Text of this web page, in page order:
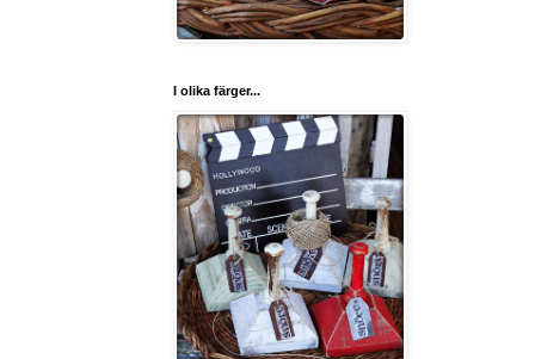
I olika färger...